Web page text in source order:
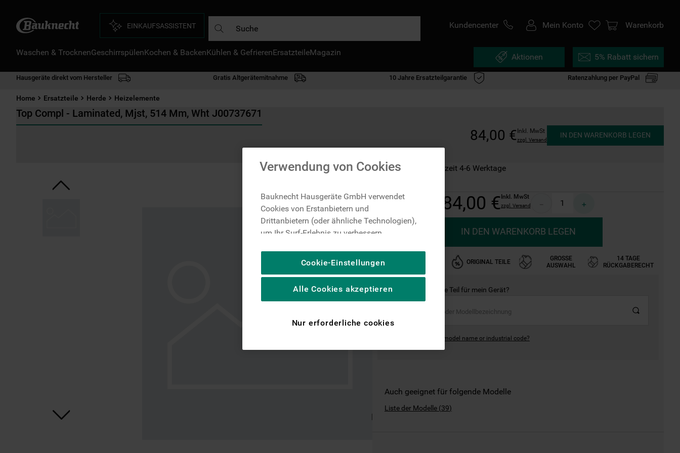
EINKAUFSASSISTENT Kundencenter Mein Konto Warenkorb
Waschen & TrocknenGeschirrspülenKochen & BackenKühlen & GefrierenErsatzteileMagazin Aktionen 5% Rabatt sichern
Hausgeräte direkt vom Hersteller Gratis Altgerätemitnahme 10 Jahre Ersatzteilgarantie Ratenzahlung per PayPal
Home Ersatzteile Herde Heizelemente
Top Compl - Laminated, Mjst, 514 Mm, Wht J00737671
84,00 € Inkl. MwSt
zzgl. Versand
IN DEN WARENKORB LEGEN
Auf Lager: Lieferzeit 4-6 Werktage
84,00 €Inkl. MwSt
zzgl. Versand ＋
IN DEN WARENKORB LEGEN
ORIGINAL TEILE
GROSSE A
USWAHL
14 TAGE
RÜCKGABERECHT
Ist dies das richtige Teil für mein Gerät?
Where can I find the model name or industrial code?
Auch geeignet für folgende Modelle
Liste der Modelle (39)
Verwendung von Cookies
Bauknecht Hausgeräte GmbH verwendet
Cookies von Erstanbietern und
Drittanbietern (oder ähnliche Technologien),
um Ihr Surf-Erlebnis zu verbessern
um die redaktionellen Inhalte der Website
basierend auf Ihrer Nutzung der Website zu
personalisieren, die Funktionalität der
spezifische Funktionen anzubieten
(einschließlich über Drittanbieter und auf
Plattformen, beispielsweise Google LLC –
Cookie-Einstellungen
Nur erforderliche cookies
Alle Cookies akzeptieren
DIE HÄUFIGSTEN SUCHANFRAGEN
gefrierschrank